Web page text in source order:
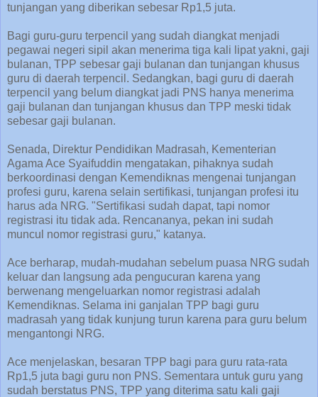
tunjangan yang diberikan sebesar Rp1,5 juta.
Bagi guru-guru terpencil yang sudah diangkat menjadi
pegawai negeri sipil akan menerima tiga kali lipat yakni, gaji
bulanan, TPP sebesar gaji bulanan dan tunjangan khusus
guru di daerah terpencil. Sedangkan, bagi guru di daerah
terpencil yang belum diangkat jadi PNS hanya menerima
gaji bulanan dan tunjangan khusus dan TPP meski tidak
sebesar gaji bulanan.
Senada, Direktur Pendidikan Madrasah, Kementerian
Agama Ace Syaifuddin mengatakan, pihaknya sudah
berkoordinasi dengan Kemendiknas mengenai tunjangan
profesi guru, karena selain sertifikasi, tunjangan profesi itu
harus ada NRG. "Sertifikasi sudah dapat, tapi nomor
registrasi itu tidak ada. Rencananya, pekan ini sudah
muncul nomor registrasi guru," katanya.
Ace berharap, mudah-mudahan sebelum puasa NRG sudah
keluar dan langsung ada pengucuran karena yang
berwenang mengeluarkan nomor registrasi adalah
Kemendiknas. Selama ini ganjalan TPP bagi guru
madrasah yang tidak kunjung turun karena para guru belum
mengantongi NRG.
Ace menjelaskan, besaran TPP bagi para guru rata-rata
Rp1,5 juta bagi guru non PNS. Sementara untuk guru yang
sudah berstatus PNS, TPP yang diterima satu kali gaji